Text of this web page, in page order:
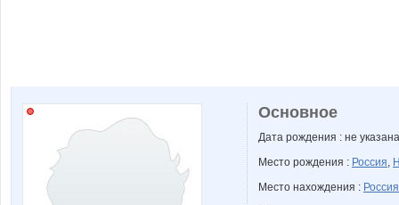
Основное
Дата рождения : не указана
Место рождения : Россия,
Место нахождения : Россия